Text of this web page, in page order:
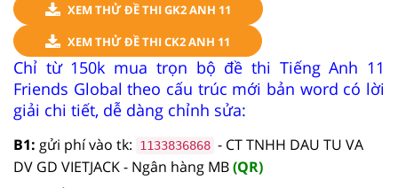
XEM THỬ ĐỀ THI GK2 ANH 11
XEM THỬ ĐỀ THI CK2 ANH 11
Chỉ từ 150k mua trọn bộ đề thi Tiếng Anh 11
Friends Global theo cấu trúc mới bản word có lời
giải chi tiết, dễ dàng chỉnh sửa:
B1: gửi phí vào tk: 1133836868 - CT TNHH DAU TU VA
DV GD VIETJACK - Ngân hàng MB(QR)